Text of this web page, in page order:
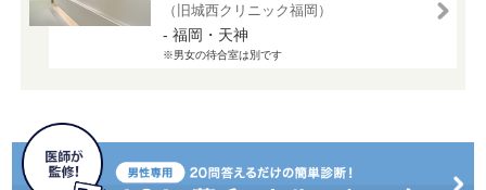
（旧城西クリニック福岡）
- 福岡・天神
※男女の待合室は別です